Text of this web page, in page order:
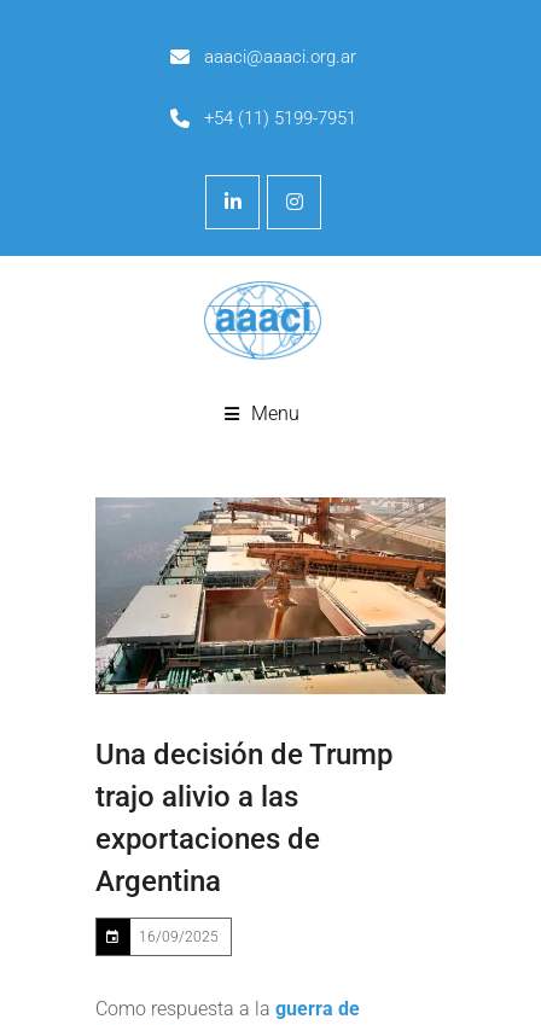
aaaci@aaaci.org.ar
+54 (11) 5199-7951
Menu
Una decisión de Trump
trajo alivio a las
exportaciones de
Argentina
16/09/2025
Como respuesta a la guerra de